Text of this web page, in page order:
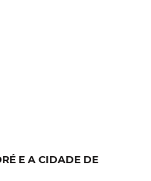
E A CIDADE DE